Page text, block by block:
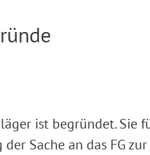
ist begründet. Sie
Sache an das FG